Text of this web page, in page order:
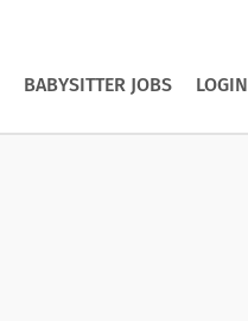
BABYSITTER JOBS LOGIN